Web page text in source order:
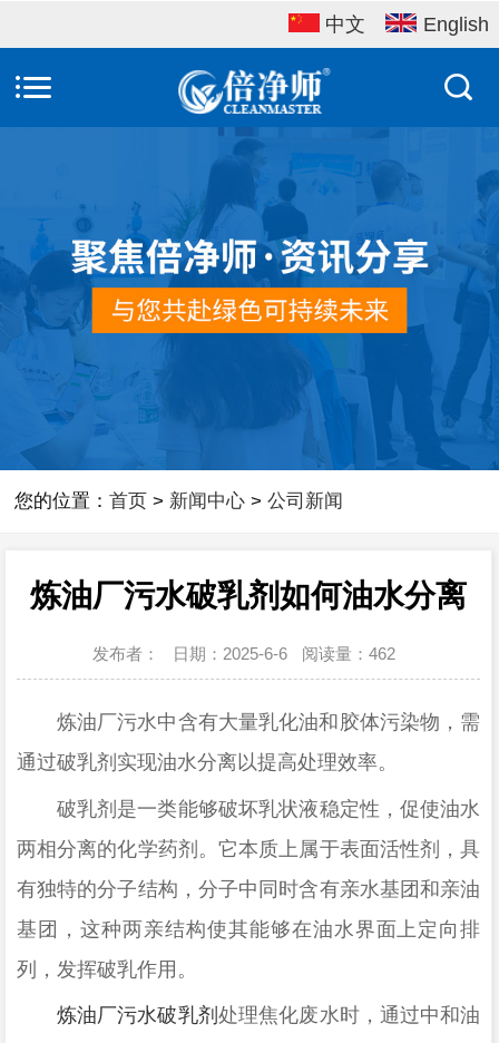
中文 English
您的位置：首页 > 新闻中心 >公司新闻
炼油厂污水破乳剂如何油水分离
发布者： 日期：2025-6-6 阅读量： 462
炼油厂污水中含有大量乳化油和胶体污染物，需
通过破乳剂实现油水分离以提高处理效率。
破乳剂是一类能够破坏乳状液稳定性，促使油水
两相分离的化学药剂。它本质上属于表面活性剂，具
有独特的分子结构，分子中同时含有亲水基团和亲油
基团，这种两亲结构使其能够在油水界面上定向排
列，发挥破乳作用。
炼油厂污水破乳剂 处理焦化废水时，通过中和油